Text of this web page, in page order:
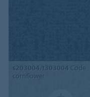
s203004/t303004 Code
cornflower